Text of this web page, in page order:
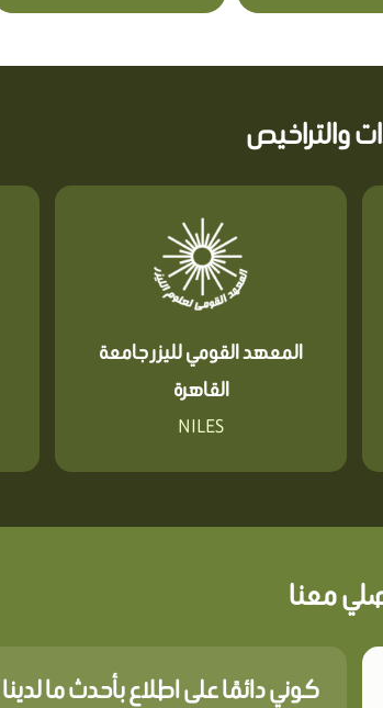
والتراخيص
المعهد القومي لليزر جامعة
القاهرة
NILES
معنا
كوني دائمًا على اطلاع بأحدث ما لدينا